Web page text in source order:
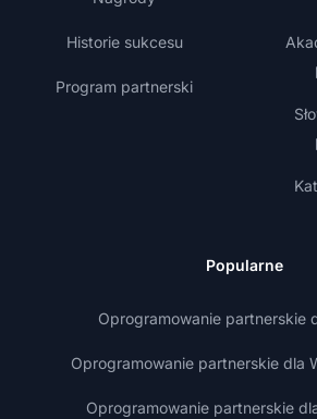
Historie sukcesu
Program partnerski
Popularne
Oprogramowanie partnerskie
Oprogramowanie partnerskie dla
Oprogramowanie partnerskie